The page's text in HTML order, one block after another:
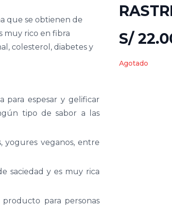
S/
Agotado
que se obtienen de
muy rico en fibra
colesterol, diabetes y
para espesar y gelificar
tipo de sabor a las
yogures veganos, entre
saciedad y es muy rica
para personas